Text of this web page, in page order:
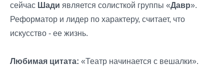
сейчас Шади является солисткой группы «Давр».
Реформатор и лидер по характеру, считает, что
искусство - ее жизнь.
Любимая цитата: «Театр начинается с вешалки».